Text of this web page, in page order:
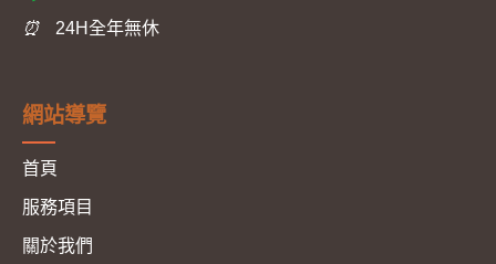
⏰ 24H全年無休
網站導覽
首頁
服務項目
關於我們